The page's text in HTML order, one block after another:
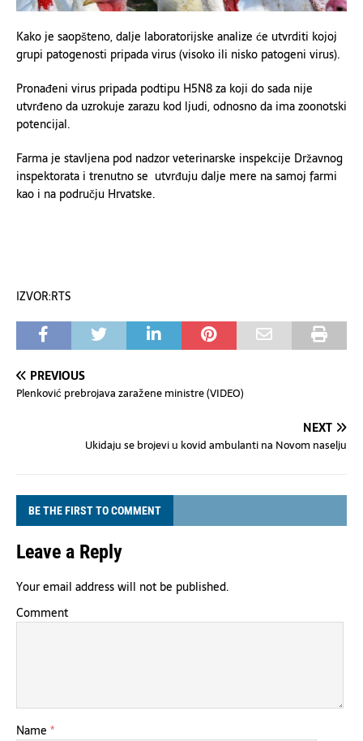
Kako je saopšteno, dalje laboratorijske analize će utvrditi kojoj
grupi patogenosti pripada virus (visoko ili nisko patogeni virus).
Pronađeni virus pripada podtipu H5N8 za koji do sada nije
utvrđeno da uzrokuje zarazu kod ljudi, odnosno da ima zoonotski
potencijal.
Farma je stavljena pod nadzor veterinarske inspekcije Državnog
inspektorata i trenutno se utvrđuju dalje mere na samoj farmi
kao i na području Hrvatske.
IZVOR:RTS
PREVIOUS
Plenković prebrojava zaražene ministre (VIDEO)
NEXT
Ukidaju se brojevi u kovid ambulanti na Novom naselju
BE THE FIRST TO COMMENT
Leave a Reply
Your email address will not be published.
Comment
Name *